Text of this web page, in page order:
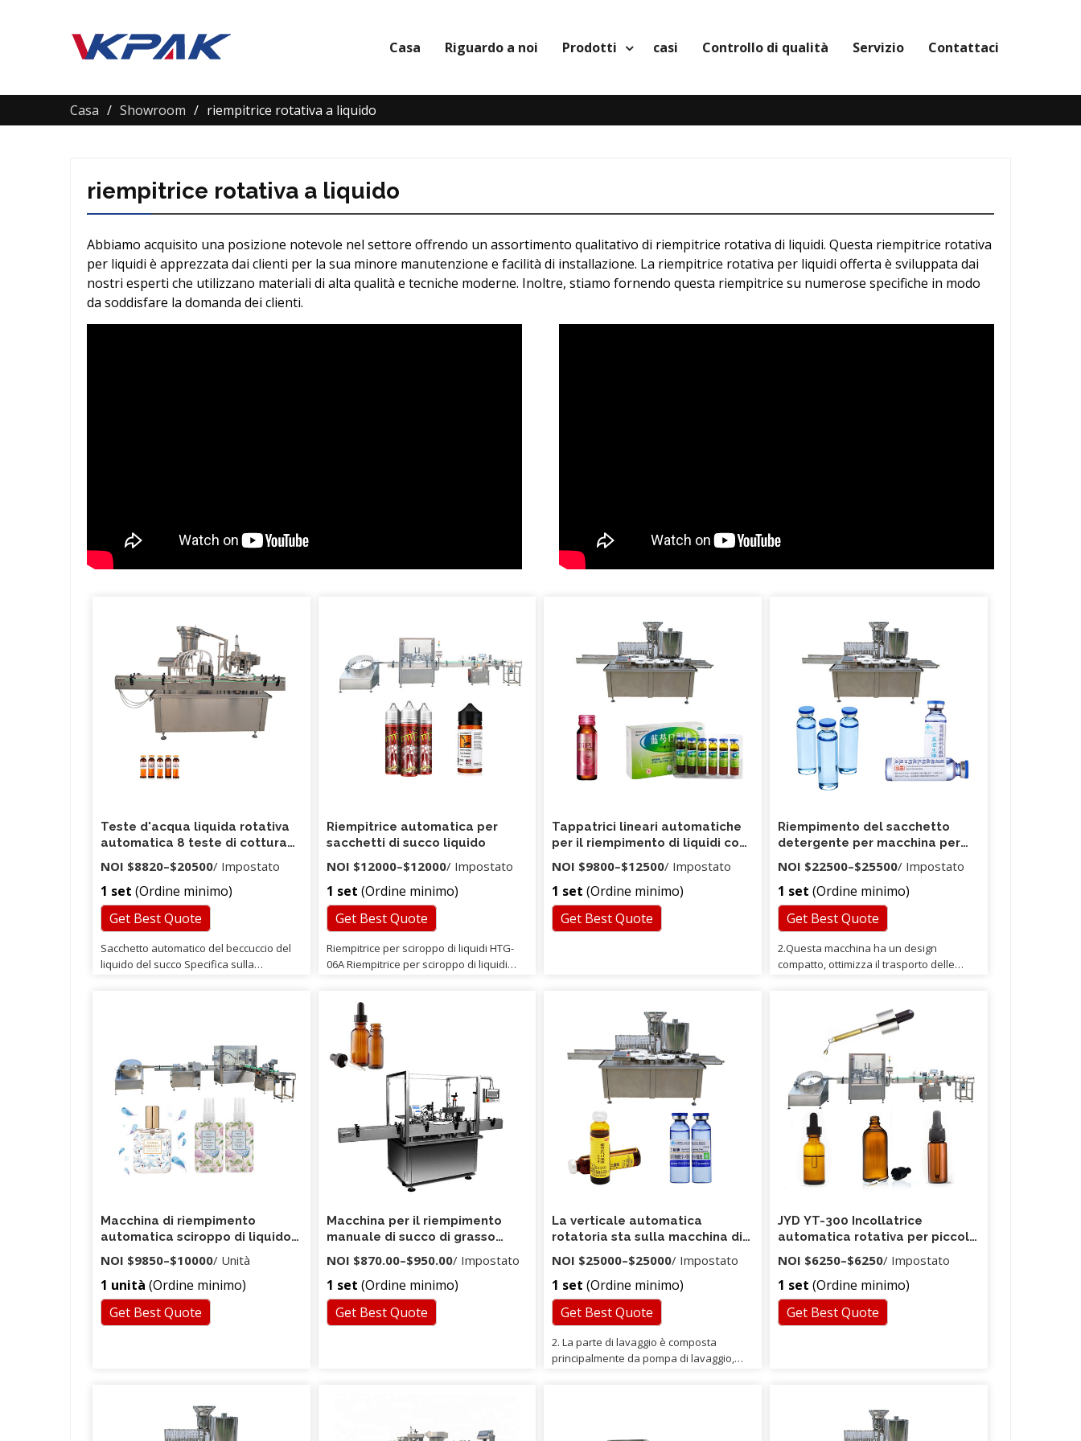
Casa Riguardo a noi Prodotti casi Controllo di qualità Servizio Contattaci
Casa Showroom riempitrice rotativa a liquido
riempitrice rotativa a liquido
Abbiamo acquisito una posizione notevole nel settore offrendo un assortimento qualitativo di riempitrice rotativa di liquidi. Questa riempitrice rotativa
per liquidi è apprezzata dai clienti per la sua minore manutenzione e facilità di installazione. La riempitrice rotativa per liquidi offerta è sviluppata dai
nostri esperti che utilizzano materiali di alta qualità e tecniche moderne. Inoltre, stiamo fornendo questa riempitrice su numerose specifiche in modo
da soddisfare la domanda dei clienti.
Teste d'acqua liquida rotativa
automatica 8 teste di cottura
Riempitrice per bottiglie di olio
d'oliva commestibile
NOI $8820–$20500/ Impostato
1 set (Ordine minimo)
Get Best Quote
Sacchetto automatico del beccuccio del
liquido del succo Specifica sulla
Dimensioni LxWxH = 3300x2300x2400mm
Numero di coperchi a 2 Rumore di borsa
≤ 75 dB (A) Pressione della fonte d'aria
0,6 Mpa ~ 0,8 Mpa Aria massima 1,0 M² /
min Peso Circa 2 T Prodotti correlati La
nostra azienda Processo del prodotto La
nostra mostra in fabbrica
Riempitrice automatica per
sacchetti di succo liquido
NOI $12000–$12000/ Impostato
1 set (Ordine minimo)
Get Best Quote
Riempitrice per sciroppo di liquidi HTG-
06A Riempitrice per sciroppo di liquidi
dai liquidi sottili fino a creme spesse.
Sono utilizzati nelle industrie cosmetiche,
alimentari, farmaceutiche, petrolifere e
speciali. Macchina per il riempimento di
sciroppo di liquido HTG-06A Immagini
relative alla linea di produzione:
Riempimento + Etichettatura + Tabella di
raccolta Macchina per il riempimento di
sciroppo di liquido HTG-06A Immagini
dettagliate: Cambiando lo stampo, può
essere una macchina con macchina di
riempimento per sciroppo di liquido
Tappatrici lineari automatiche
per il riempimento di liquidi con
succo di bottiglie rotanti in
vetro
NOI $9800–$12500/ Impostato
1 set (Ordine minimo)
Get Best Quote
Riempimento del sacchetto
detergente per macchina per
l'imballaggio di sapone liquido
per bucato
NOI $22500–$25500/ Impostato
1 set (Ordine minimo)
Get Best Quote
2.Questa macchina ha un design
compatto, ottimizza il trasporto delle
aggiungendo tappatore e sigillatura. 8.
L'intera macchina è progettata secondo i
requisiti di GMP.
Macchina di riempimento
automatica sciroppo di liquido
rotante HTG-06A
NOI $9850–$10000/ Unità
1 unità (Ordine minimo)
Get Best Quote
Macchina per il riempimento
manuale di succo di grasso
liquido rotante per pesticidi 30
ml
NOI $870.00–$950.00/ Impostato
1 set (Ordine minimo)
Get Best Quote
La verticale automatica
rotatoria sta sulla macchina di
riempimento e di sigillamento
del sacchetto per polvere,
liquido
NOI $25000–$25000/ Impostato
1 set (Ordine minimo)
Get Best Quote
2. La parte di lavaggio è composta
principalmente da pompa di lavaggio,
JYD YT-300 Incollatrice
automatica rotativa per piccoli
liquidi Macchina per il
riempimento di bicchieri in
plastica Macchina per
riempimento e sigillatura
Macchina per l'imballaggio
NOI $6250–$6250/ Impostato
1 set (Ordine minimo)
Get Best Quote